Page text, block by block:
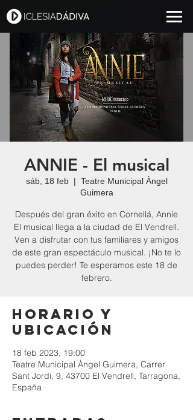
ANNIE - El musical
sáb, 18 feb
  |
Teatre Municipal Àngel
Guimera
Después del gran éxito en Cornellá, Annie
El musical llega a la ciudad de El Vendrell.
Ven a disfrutar con tus familiares y amigos
de este gran espectáculo musical. ¡No te lo
puedes perder! Te esperamos este 18 de
febrero.
Horario y
ubicación
18 feb 2023, 19:00
Teatre Municipal Àngel Guimera, Carrer
Sant Jordi, 9, 43700 El Vendrell, Tarragona,
España